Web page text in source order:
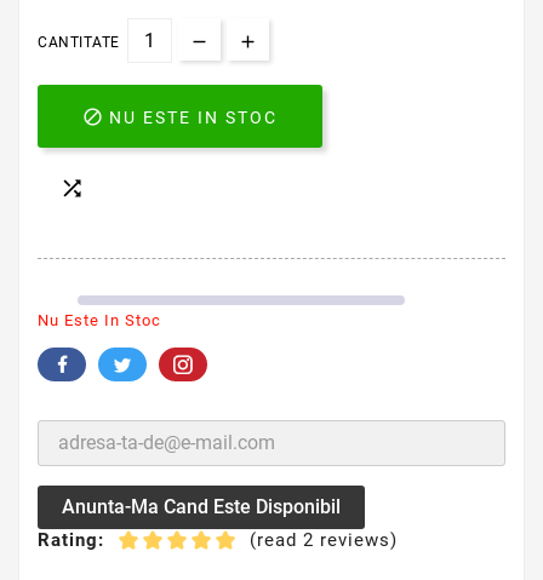
CANTITATE
 NU ESTE IN STOC

Nu Este In Stoc
Anunta-Ma Cand Este Disponibil
Rating: (read 2 reviews)